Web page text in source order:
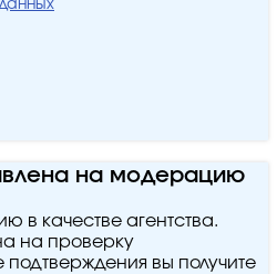
на модерацию
в качестве агентства.
на проверку
вы получите